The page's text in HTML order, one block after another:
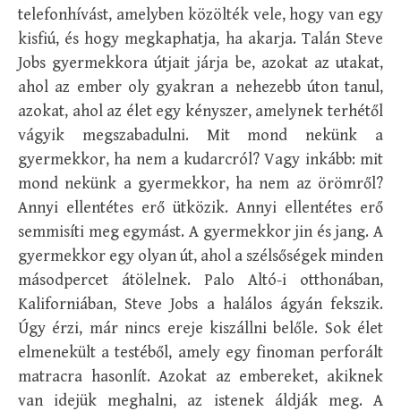
telefonhívást, amelyben közölték vele, hogy van egy
kisfiú, és hogy megkaphatja, ha akarja. Talán Steve
Jobs gyermekkora útjait járja be, azokat az utakat,
ahol az ember oly gyakran a nehezebb úton tanul,
azokat, ahol az élet egy kényszer, amelynek terhétől
vágyik megszabadulni. Mit mond nekünk a
gyermekkor, ha nem a kudarcról? Vagy inkább: mit
mond nekünk a gyermekkor, ha nem az örömről?
Annyi ellentétes erő ütközik. Annyi ellentétes erő
semmisíti meg egymást. A gyermekkor jin és jang. A
gyermekkor egy olyan út, ahol a szélsőségek minden
másodpercet átölelnek. Palo Altó-i otthonában,
Kaliforniában, Steve Jobs a halálos ágyán fekszik.
Úgy érzi, már nincs ereje kiszállni belőle. Sok élet
elmenekült a testéből, amely egy finoman perforált
matracra hasonlít. Azokat az embereket, akiknek
van idejük meghalni, az istenek áldják meg. A